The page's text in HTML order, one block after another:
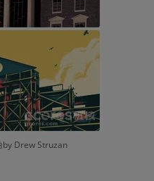
by Drew Struzan